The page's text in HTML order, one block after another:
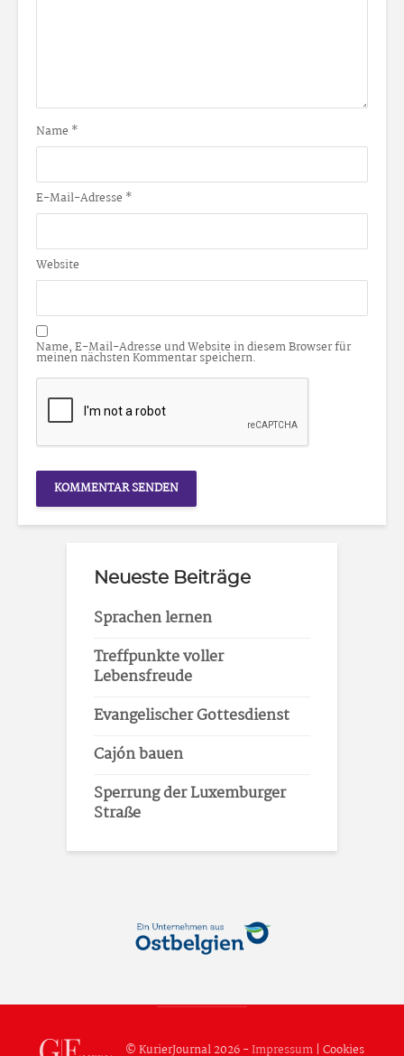
Name *
E-Mail-Adresse *
Website
Name, E-Mail-Adresse und Website in diesem Browser für
meinen nächsten Kommentar speichern.
Neueste Beiträge
Sprachen lernen
Treffpunkte voller
Lebensfreude
Evangelischer Gottesdienst
Cajón bauen
Sperrung der Luxemburger
Straße
© KurierJournal 2026 -Impressum| Cookies